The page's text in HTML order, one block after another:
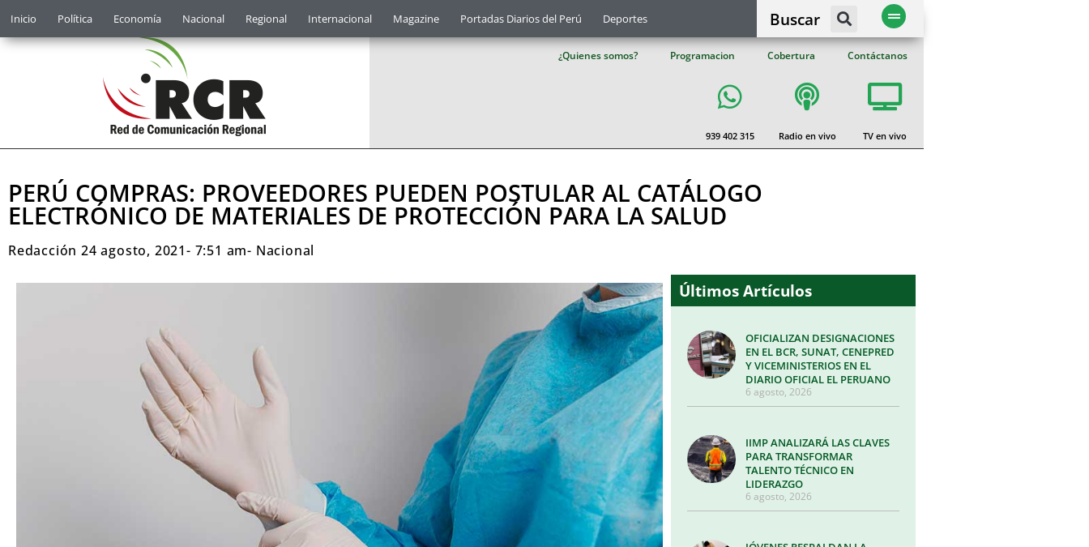
Inicio Política Economía Nacional Regional Internacional Magazine Portadas Diarios del Perú Deportes Buscar
¿Quienes somos? Programacion Cobertura Contáctanos
939 402 315 Radio en vivo TV en vivo
PERÚ COMPRAS: PROVEEDORES PUEDEN POSTULAR AL CATÁLOGO
ELECTRÓNICO DE MATERIALES DE PROTECCIÓN PARA LA SALUD
Redacción 24 agosto, 2021- 7:51 am- Nacional
Últimos Artículos
OFICIALIZAN DESIGNACIONES
EN EL BCR, SUNAT, CENEPRED
Y VICEMINISTERIOS EN EL
DIARIO OFICIAL EL PERUANO
6 agosto, 2026
IIMP ANALIZARÁ LAS CLAVES
PARA TRANSFORMAR
TALENTO TÉCNICO EN
LIDERAZGO
6 agosto, 2026